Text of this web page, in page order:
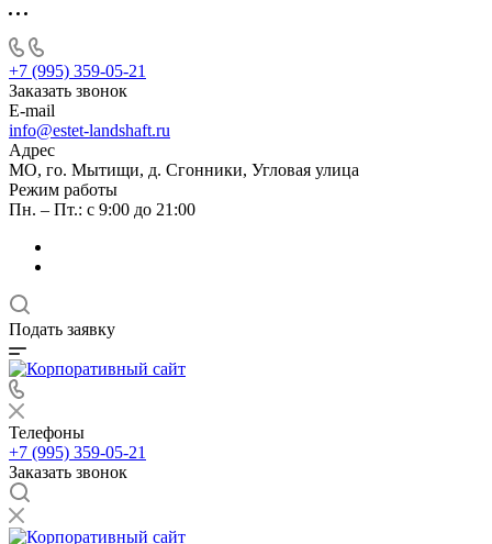
+7 (995) 359-05-21
Заказать звонок
E-mail
info@estet-landshaft.ru
Адрес
МО, го. Мытищи, д. Сгонники, Угловая улица
Режим работы
Пн. – Пт.: с 9:00 до 21:00
Подать заявку
Телефоны
+7 (995) 359-05-21
Заказать звонок